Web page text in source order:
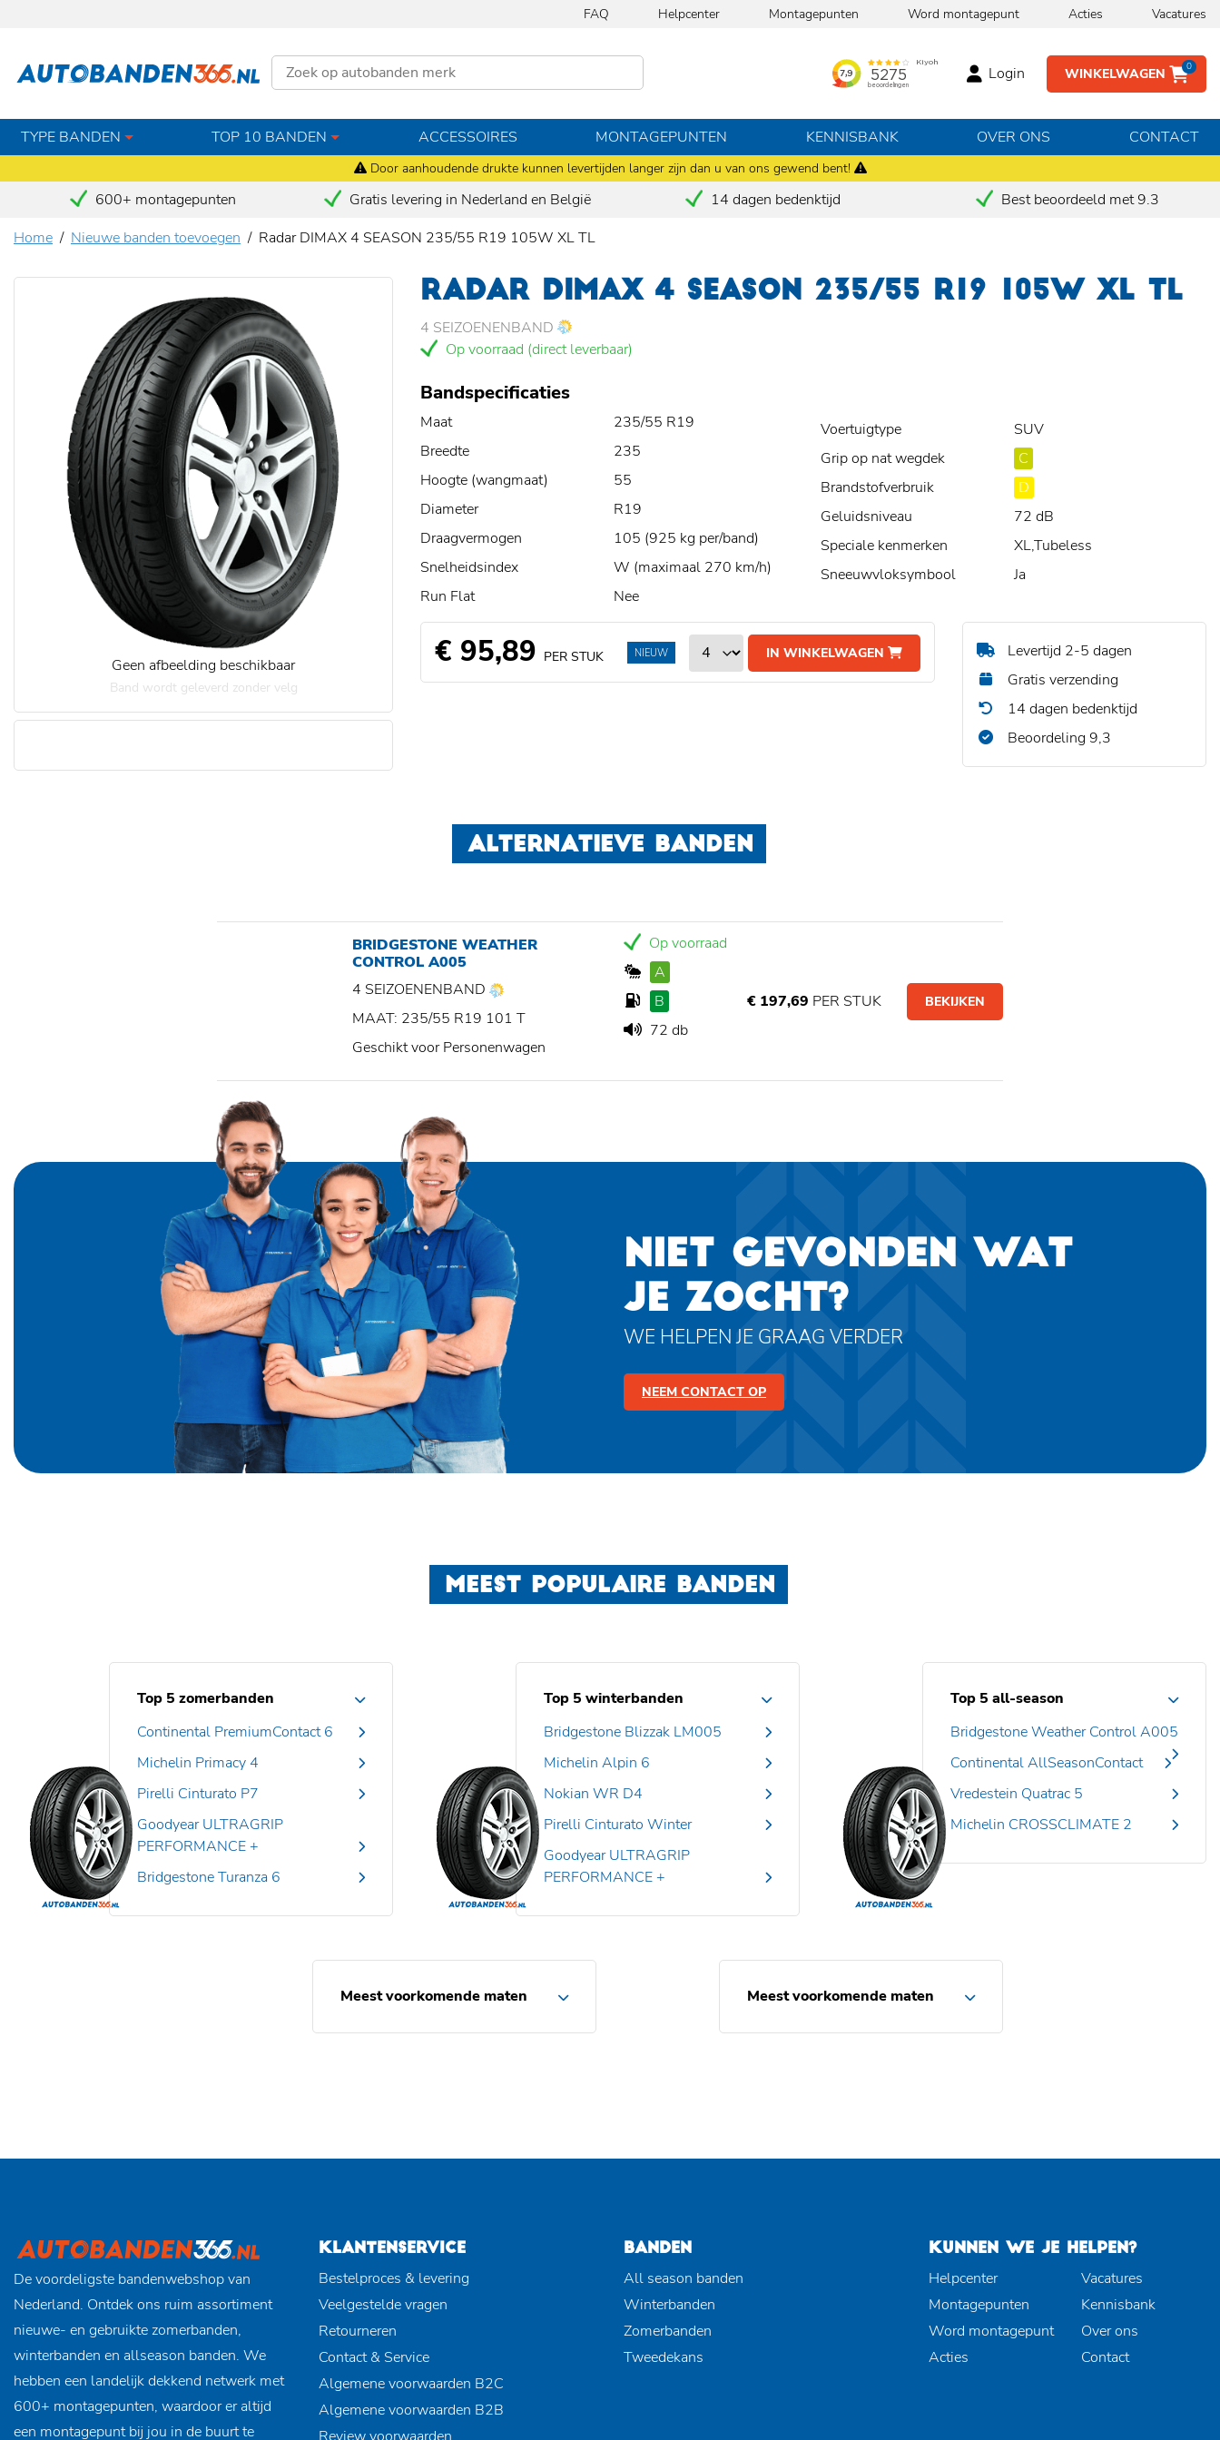
Door aanhoudende drukte kunnen levertijden langer zijn dan u van ons gewend bent!
FAQ Helpcenter Montagepunten Word montagepunt Acties Vacatures
WINKELWAGEN 0
Login
TYPE BANDEN TOP 10 BANDEN ACCESSOIRES MONTAGEPUNTEN KENNISBANK OVER ONS CONTACT
600+ montagepunten Gratis levering in Nederland en België 14 dagen bedenktijd
Best beoordeeld met 9.3
Home
Nieuwe banden toevoegen Radar DIMAX 4 SEASON 235/55 R19 105W XL TL
Geen afbeelding beschikbaar
Band wordt geleverd zonder velg
RADAR DIMAX 4 SEASON 235/55 R19 105W XL TL
4 SEIZOENENBAND
Op voorraad (direct leverbaar)
Bandspecificaties
Maat
235/55 R19
Breedte
235
Hoogte (wangmaat)
55
Diameter
R19
Draagvermogen
105 (925 kg per/band)
Snelheidsindex
W (maximaal 270 km/h)
Run Flat
Nee
Voertuigtype
SUV
Grip op nat wegdek
C
Brandstofverbruik
D
Geluidsniveau
72 dB
Speciale kenmerken
XL,Tubeless
Sneeuwvloksymbool
Ja
€ 95,89 PER STUK IN WINKELWAGEN
NIEUW
Levertijd 2-5 dagen
Gratis verzending
14 dagen bedenktijd
Beoordeling 9,3
ALTERNATIEVE BANDEN
BRIDGESTONE WEATHER
CONTROL A005
4 SEIZOENENBAND
MAAT: 235/55 R19 101 T
Geschikt voor Personenwagen
Op voorraad
A
B
72 db
€ 197,69 PER STUK BEKIJKEN
NIET GEVONDEN WAT
JE ZOCHT?
WE HELPEN JE GRAAG VERDER
NEEM CONTACT OP
MEEST POPULAIRE BANDEN
Top 5 zomerbanden
Continental PremiumContact 6
Michelin Primacy 4
Pirelli Cinturato P7
Goodyear ULTRAGRIP
PERFORMANCE +
Bridgestone Turanza 6
Top 5 winterbanden
Bridgestone Blizzak LM005
Michelin Alpin 6
Nokian WR D4
Pirelli Cinturato Winter
Goodyear ULTRAGRIP
PERFORMANCE +
Top 5 all-season
Bridgestone Weather Control A005
Continental AllSeasonContact
Vredestein Quatrac 5
Michelin CROSSCLIMATE 2
Meest voorkomende maten Meest voorkomende maten
De voordeligste bandenwebshop van
Nederland. Ontdek ons ruim assortiment
nieuwe- en gebruikte zomerbanden,
winterbanden en allseason banden. We
hebben een landelijk dekkend netwerk met
600+ montagepunten, waardoor er altijd
een montagepunt bij jou in de buurt te
KLANTENSERVICE
Bestelproces & levering
Veelgestelde vragen
Retourneren
Contact & Service
Algemene voorwaarden B2C
Algemene voorwaarden B2B
BANDEN
All season banden
Winterbanden
Zomerbanden
Tweedekans
KUNNEN WE JE HELPEN?
Helpcenter
Montagepunten
Word montagepunt
Acties
Vacatures
Kennisbank
Over ons
Contact